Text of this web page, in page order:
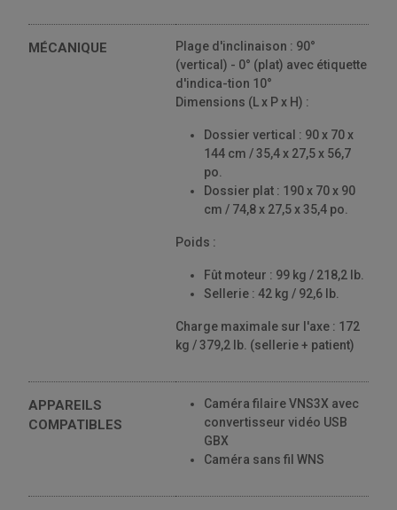
MÉCANIQUE
Plage d'inclinaison : 90°
(vertical) - 0° (plat) avec étiquette
d'indica-tion 10°
Dimensions (L x P x H) :
Dossier vertical : 90 x 70 x
144 cm / 35,4 x 27,5 x 56,7
po.
Dossier plat : 190 x 70 x 90
cm / 74,8 x 27,5 x 35,4 po.
Poids :
Fût moteur : 99 kg / 218,2 lb.
Sellerie : 42 kg / 92,6 lb.
Charge maximale sur l'axe : 172
kg / 379,2 lb. (sellerie + patient)
APPAREILS
COMPATIBLES
Caméra filaire VNS3X avec
convertisseur vidéo USB
GBX
Caméra sans fil WNS